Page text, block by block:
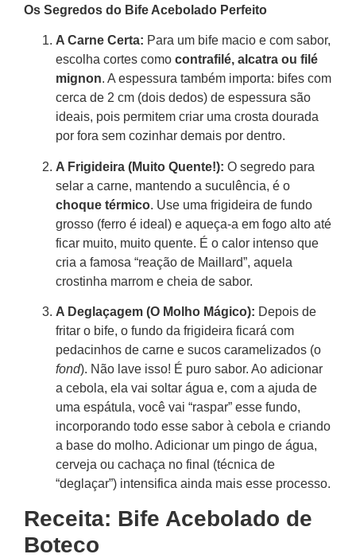
Os Segredos do Bife Acebolado Perfeito
A Carne Certa: Para um bife macio e com sabor,
escolha cortes como contrafilé, alcatra ou filé
mignon. A espessura também importa: bifes com
cerca de 2 cm (dois dedos) de espessura são
ideais, pois permitem criar uma crosta dourada
por fora sem cozinhar demais por dentro.
A Frigideira (Muito Quente!): O segredo para
selar a carne, mantendo a suculência, é o
choque térmico. Use uma frigideira de fundo
grosso (ferro é ideal) e aqueça-a em fogo alto até
ficar muito, muito quente. É o calor intenso que
cria a famosa “reação de Maillard”, aquela
crostinha marrom e cheia de sabor.
A Deglaçagem (O Molho Mágico): Depois de
fritar o bife, o fundo da frigideira ficará com
pedacinhos de carne e sucos caramelizados (o
fond). Não lave isso! É puro sabor. Ao adicionar
a cebola, ela vai soltar água e, com a ajuda de
uma espátula, você vai “raspar” esse fundo,
incorporando todo esse sabor à cebola e criando
a base do molho. Adicionar um pingo de água,
cerveja ou cachaça no final (técnica de
“deglaçar”) intensifica ainda mais esse processo.
Receita: Bife Acebolado de
Boteco